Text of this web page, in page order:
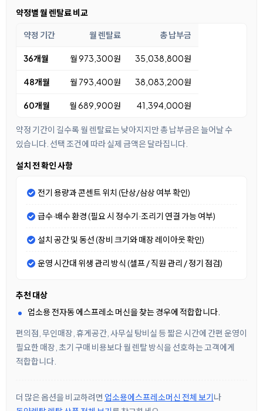
약정별 월 렌탈료 비교
약정 기간 월 렌탈료 총 납부금
36개월 월 973,300원 35,038,800원
48개월 월 793,400원 38,083,200원
60개월 월 689,900원 41,394,000원
약정 기간이 길수록 월 렌탈료는 낮아지지만 총 납부금은 늘어날 수
있습니다. 선택 조건에 따라 실제 금액은 달라집니다.
설치 전 확인 사항
전기 용량과 콘센트 위치 (단상/삼상 여부 확인)
급수·배수 환경 (필요 시 정수기·조리기 연결 가능 여부)
설치 공간 및 동선 (장비 크기와 매장 레이아웃 확인)
운영 시간대 위생 관리 방식 (셀프 / 직원 관리 / 정기 점검)
추천 대상
업소용 전자동 에스프레소 머신을 찾는 경우에 적합합니다.
편의점, 무인매장, 휴게공간, 사무실 탕비실 등 짧은 시간에 간편 운영이
필요한 매장, 초기 구매 비용보다 월 렌탈 방식을 선호하는 고객에게
적합합니다.
더 많은 옵션을 비교하려면 업소용에스프레소머신 전체 보기나